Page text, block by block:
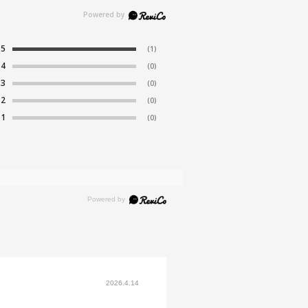
5 (1)
4 (0)
3 (0)
2 (0)
1 (0)
2026.4.14